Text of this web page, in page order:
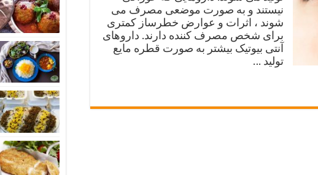
نیستند و به صورت موضعی مصرف می
شوند ، اثرات و عوارض خطرساز کمتری
برای شخص مصرف کننده دارند. داروهای
آنتی بیوتیک بیشتر به صورت قطره مایع
تولید …